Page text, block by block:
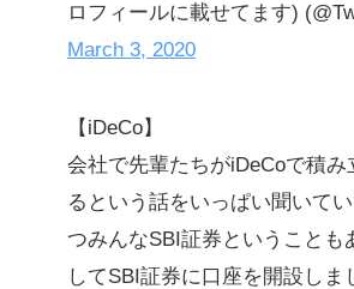
ロフィールに載せてます)
March 3, 2020
【iDeCo】
会社で先輩たちがiDeCoで積み
るという話をいっぱい聞いて
つみんなSBI証券ということも
してSBI証券に口座を開設しま